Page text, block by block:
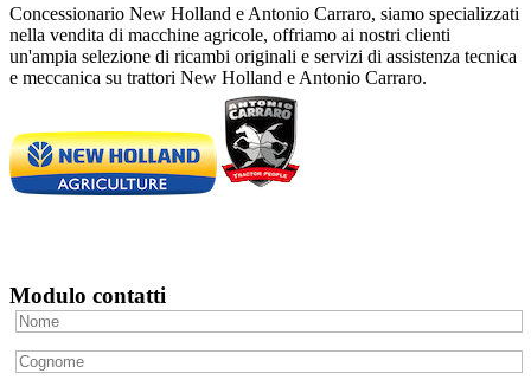
Concessionario New Holland e Antonio Carraro, siamo specializzati
nella vendita di macchine agricole, offriamo ai nostri clienti
un'ampia selezione di ricambi originali e servizi di assistenza tecnica
e meccanica su trattori New Holland e Antonio Carraro.
Modulo contatti